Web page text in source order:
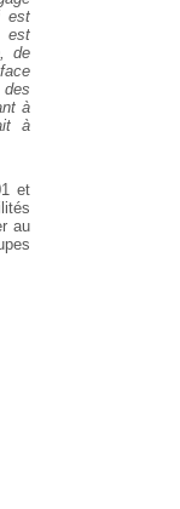
est
est
de
à
à
et
au